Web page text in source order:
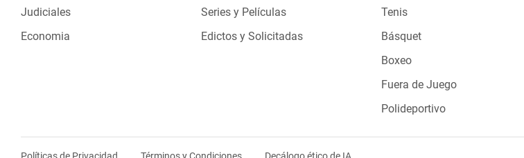
Judiciales
Economia
Series y Películas
Edictos y Solicitadas
Tenis
Básquet
Boxeo
Fuera de Juego
Polideportivo